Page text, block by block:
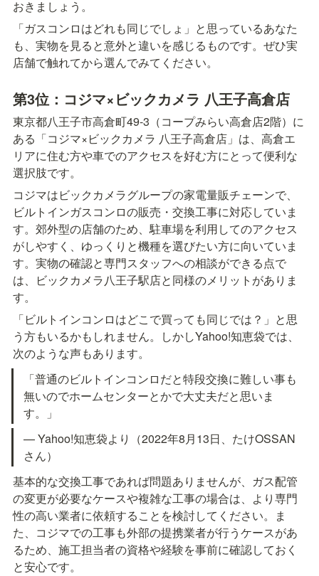
おきましょう。
「ガスコンロはどれも同じでしょ」と思っているあなた
も、実物を見ると意外と違いを感じるものです。ぜひ実
店舗で触れてから選んでみてください。
第3位：コジマ×ビックカメラ 八王子高倉店
東京都八王子市高倉町49-3（コープみらい高倉店2階）に
ある「コジマ×ビックカメラ 八王子高倉店」は、高倉エ
リアに住む方や車でのアクセスを好む方にとって便利な
選択肢です。
コジマはビックカメラグループの家電量販チェーンで、
ビルトインガスコンロの販売・交換工事に対応していま
す。郊外型の店舗のため、駐車場を利用してのアクセス
がしやすく、ゆっくりと機種を選びたい方に向いていま
す。実物の確認と専門スタッフへの相談ができる点で
は、ビックカメラ八王子駅店と同様のメリットがありま
す。
「ビルトインコンロはどこで買っても同じでは？」と思
う方もいるかもしれません。しかしYahoo!知恵袋では、
次のような声もあります。
「普通のビルトインコンロだと特段交換に難しい事も
無いのでホームセンターとかで大丈夫だと思いま
す。」
— Yahoo!知恵袋より（2022年8月13日、たけOSSAN
さん）
基本的な交換工事であれば問題ありませんが、ガス配管
の変更が必要なケースや複雑な工事の場合は、より専門
性の高い業者に依頼することを検討してください。ま
た、コジマでの工事も外部の提携業者が行うケースがあ
るため、施工担当者の資格や経験を事前に確認しておく
と安心です。